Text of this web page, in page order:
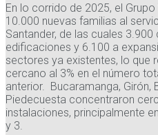
En lo corrido de 2025, el
10.000 nuevas familias al
Santander, de las cuales
edificaciones y 6.100 a
sectores ya existentes, lo que
cercano al 3% en el número
anterior. Bucaramanga, Girón,
Piedecuesta concentraron
instalaciones, principalmente
y 3.